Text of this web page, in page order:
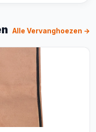
Alle Vervanghoezen →